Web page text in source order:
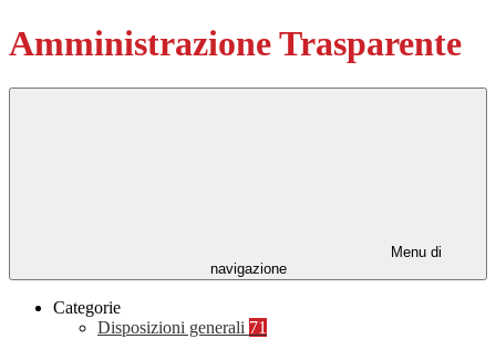
Amministrazione Trasparente
Menu di
navigazione
Categorie
Disposizioni generali 71